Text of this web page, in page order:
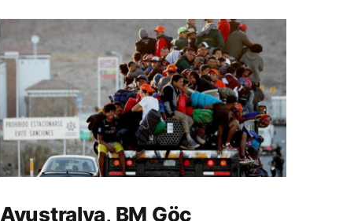
Avustralya, BM Göç